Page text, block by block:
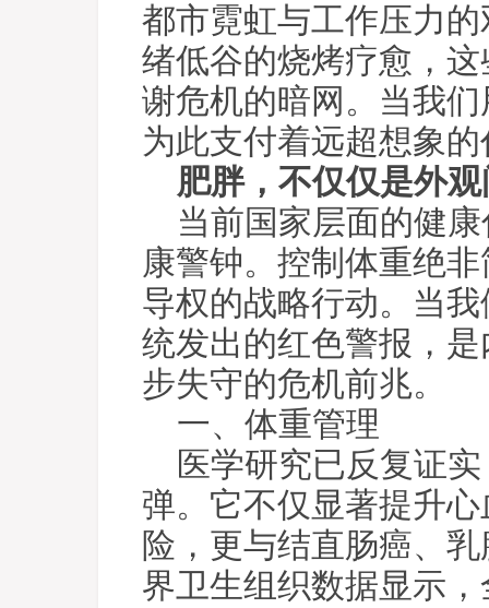
都市霓虹与工作压力
绪低谷的烧烤疗愈，
谢危机的暗网。当我
为此支付着远超想象
肥胖，不仅仅是外
当前国家层面的健
康警钟。控制体重绝
导权的战略行动。当
统发出的红色警报，
步失守的危机前兆。
一、体重管理
医学研究已反复证
弹。它不仅显著提升
险，更与结直肠癌、
界卫生组织数据显示